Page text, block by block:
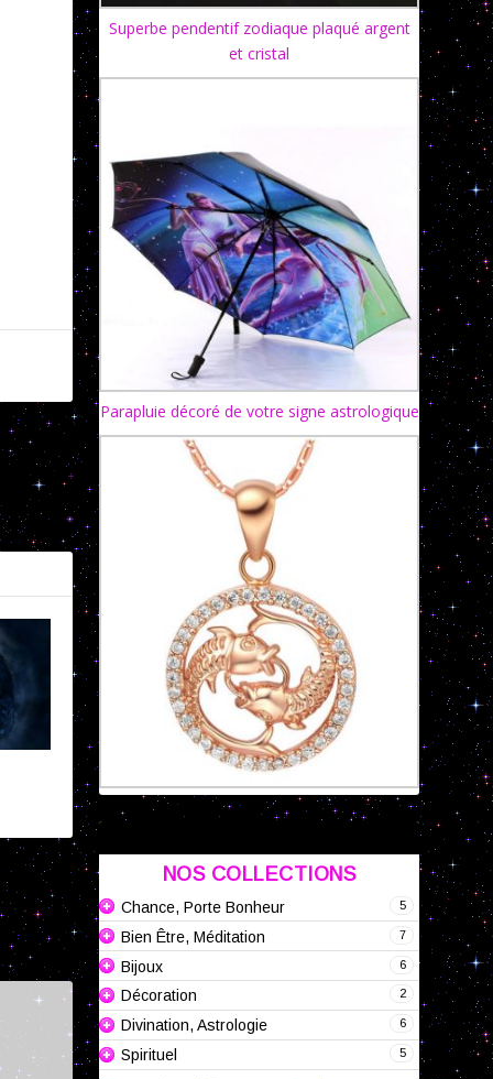
Superbe pendentif zodiaque plaqué argent
et cristal
Parapluie décoré de votre signe astrologique
NOS COLLECTIONS
5
Chance, Porte Bonheur
7
Bien Être, Méditation
6
Bijoux
2
Décoration
6
Divination, Astrologie
5
Spirituel